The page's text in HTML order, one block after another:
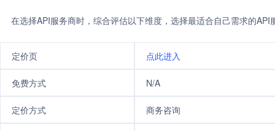
在选择API服务商时，综合评估以下维度，选择最适合自己需求的
定价页 点此进入
免费方式 N/A
定价方式 商务咨询